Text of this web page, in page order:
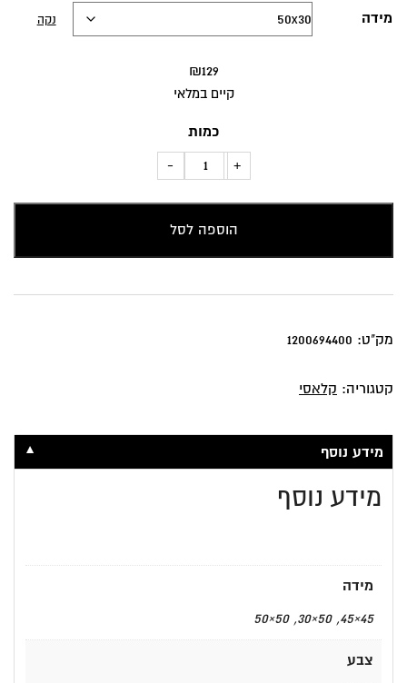
מידה נקה
₪129
קיים במלאי
כמות
+
כמות
נוי
פייזלי
-
הוספה לסל
מק"ט: 1200694400
קטגוריה: קלאסי
מידע נוסף ▼
מידע נוסף
מידה
45×45, 50×30, 50×50
צבע